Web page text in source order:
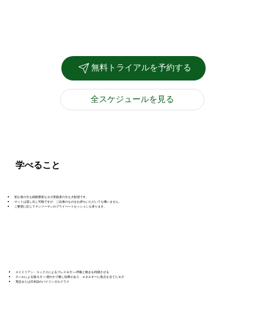
無料トライアルを予約する
全スケジュールを見る
学べること
エイドリアン・コックスによるブレスヨガ ― 呼吸と動きを同期させる
チハルによる陰ヨガ ― 穏やかで癒し効果があり、エネルギーに焦点を当てたヨガ
英語または日本語のバイリンガルクラス
初心者の方も経験豊富なヨガ実践者の方も大歓迎です。
マットは貸し出し可能ですが、ご自身のものをお持ちいただいても構いません。
ご要望に応じてマンツーマンのプライベートセッションも承ります。